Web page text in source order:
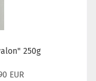
250g
EUR